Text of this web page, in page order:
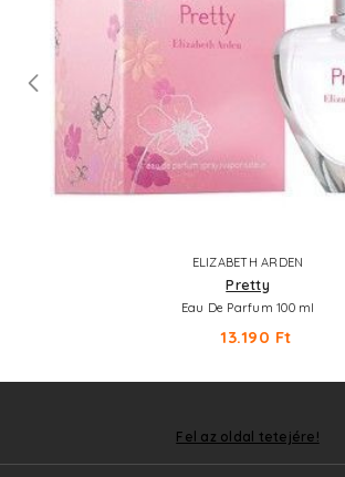
ELIZABETH ARDEN
Pretty
Eau De Parfum 100 ml
13.190 Ft
Fel az oldal tetejére!